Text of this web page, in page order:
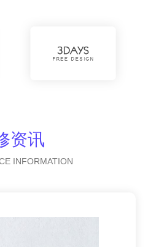
资讯
INFORMATION